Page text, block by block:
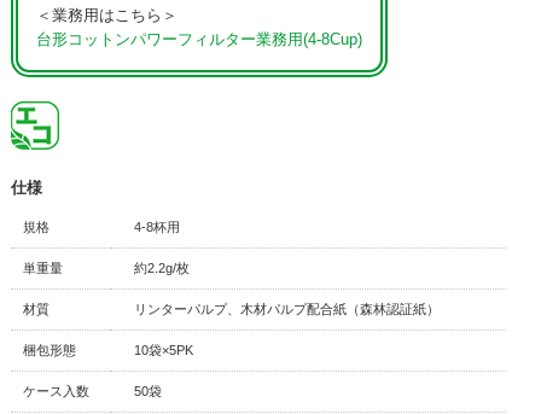
＜業務用はこちら＞
台形コットンパワーフィルター業務用(4-8Cup)
仕様
規格 4-8杯用
単重量 約2.2g/枚
材質 リンターパルプ、木材パルプ配合紙（森林認証紙）
梱包形態 10袋×5PK
ケース入数 50袋